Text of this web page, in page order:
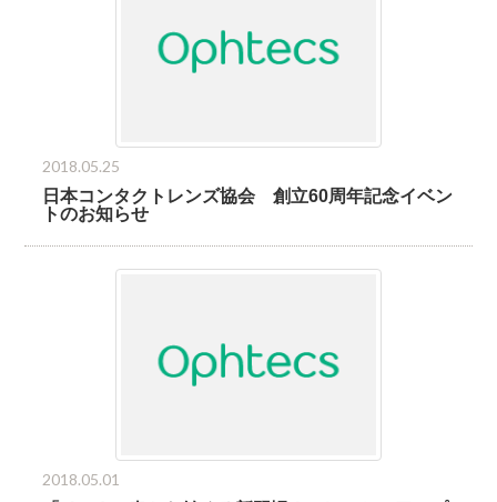
2018.05.25
日本コンタクトレンズ協会 創立60周年記念イベン
トのお知らせ
2018.05.01